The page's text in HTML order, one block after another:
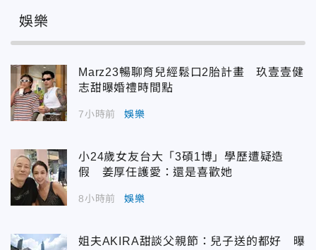
娛樂
Marz23暢聊育兒經鬆口2胎計畫 玖壹壹健
志甜曝婚禮時間點
7小時前 娛樂
小24歲女友台大「3碩1博」學歷遭疑造
假 姜厚任護愛：還是喜歡她
8小時前 娛樂
姐夫AKIRA甜談父親節：兒子送的都好 曝